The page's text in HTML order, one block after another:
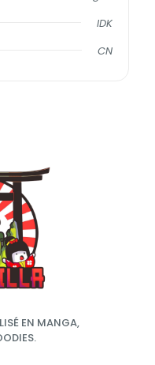
IDK
CN
EN MANGA,